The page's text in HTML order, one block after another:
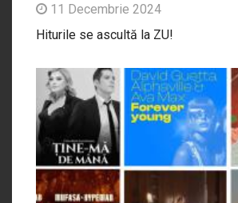
11 Decembrie 2024
Hiturile se ascultă la ZU!